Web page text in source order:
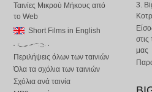
Ταινίες Μικρού Μήκους από
το Web
Short Films in English
Περιλήψεις όλων των ταινιών
Όλα τα σχόλια των ταινιών
Σχόλια ανά ταινία
3.
στις
μας